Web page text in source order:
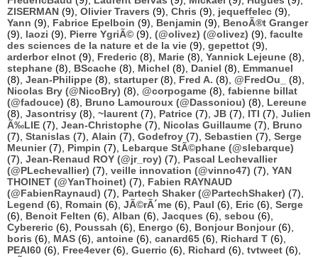
ZISERMAN (9), Olivier Travers (9), Chris (9), jequeffelec (9),
Yann (9), Fabrice Epelboin (9), Benjamin (9), BenoÃ®t Granger
(9), laozi (9), Pierre YgriÃ© (9), (@olivez) (@olivez) (9), faculte
des sciences de la nature et de la vie (9), gepettot (9),
arderbor elnot (9), Frederic (8), Marie (8), Yannick Lejeune (8),
stephane (8), BScache (8), Michel (8), Daniel (8), Emmanuel
(8), Jean-Philippe (8), startuper(8), Fred A. (8), @FredOu_
(8),
Nicolas Bry (@NicoBry) (8), @corpogame (8), fabienne billat
(@fadouce) (8), Bruno Lamouroux (@Dassoniou) (8), Lereune
(8), Jasontrisy (8), ~laurent (7), Patrice (7), JB (7), ITI (7), Julien
Ã‰LIE (7), Jean-Christophe (7), Nicolas Guillaume (7), Bruno
(7), Stanislas (7), Alain (7), Godefroy (7), Sebastien (7), Serge
Meunier(7), Pimpin (7), Lebarque StÃ©phane (@slebarque)
(7), Jean-Renaud ROY (@jr_roy) (7), Pascal Lechevallier
(@PLechevallier) (7), veille innovation (@vinno47) (7), YAN
THOINET (@YanThoinet) (7), Fabien RAYNAUD
(@FabienRaynaud) (7), Partech Shaker (@PartechShaker) (7),
Legend (6), Romain (6), JÃ©rÃ´me (6), Paul (6), Eric (6), Serge
(6), Benoit Felten (6), Alban (6), Jacques (6), sebou (6),
Cybereric (6), Poussah (6), Energo (6), Bonjour Bonjour(6),
boris (6), MAS (6), antoine (6), canard65 (6), Richard T (6),
PEAI60 (6), Free4ever(6), Guerric (6), Richard (6), tvtweet (6),